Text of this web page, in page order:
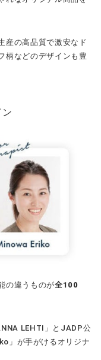
産の高品質で激安なド
柄などのデザインも豊
ン
の違うものが全100
LEHTI」とJADP公
」が手がけるオリジナ